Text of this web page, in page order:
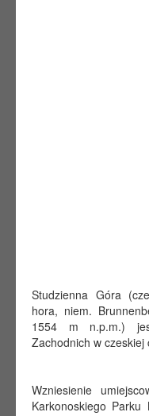
Studzienna Góra
hora, niem.
1554 m n.p.m.)
Zachodnich w czeskiej
Wzniesienie
Karkonoskiego Parku